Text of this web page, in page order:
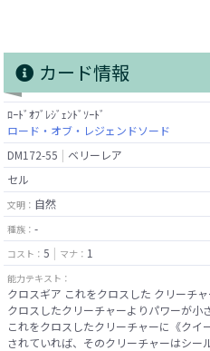
カード情報
ﾛｰﾄﾞｵﾌﾞﾚｼﾞｪﾝﾄﾞｿｰﾄﾞ
ロード・オブ・レジェンドソード
DM172-55
ベリーレア
セル
文明： 自然
種族： -
コスト： 5 マナ： 1
能力テキスト：
クロスギア これをクロスした クリーチ
クロスしたクリーチャーよりパワーが小
これをクロスしたクリーチャーに《クイ
されていれば、そのクリーチャーはシー